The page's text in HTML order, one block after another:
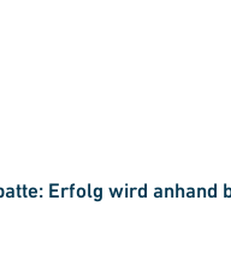
Erfolg wird anhand